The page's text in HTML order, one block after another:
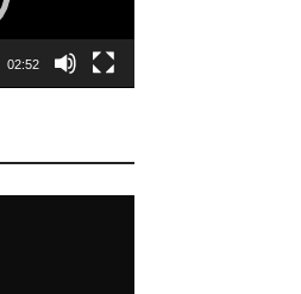
02:52